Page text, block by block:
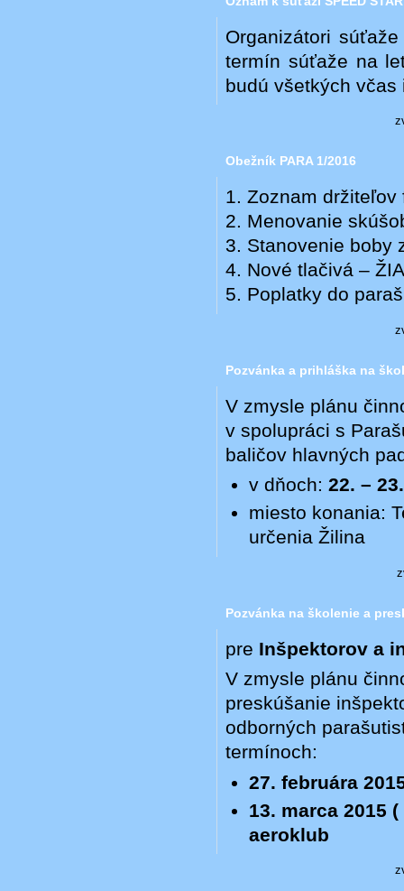
Organizátori
termín súťaže na
budú všetkých včas
Obežník PARA 1/2016
1. Zoznam
2. Menovanie
3. Stanovenie boby
4. Nové tlačivá –
5. Poplatky do
Pozvánka a prihláška na
V zmysle plánu
v spolupráci s
baličov hlavných
v dňoch: 22. –
miesto konania:
určenia Žilina
Pozvánka na školenie a
pre Inšpektorov a
V zmysle plánu
preskúšanie
odborných
termínoch:
27. februára
13. marca 2015
aeroklub